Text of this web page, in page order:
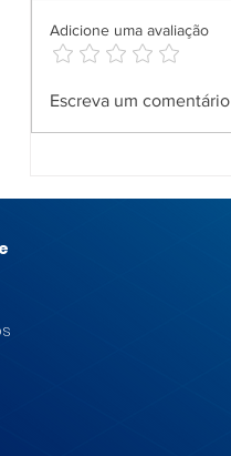
Adicione uma avaliação
Escreva um comentário